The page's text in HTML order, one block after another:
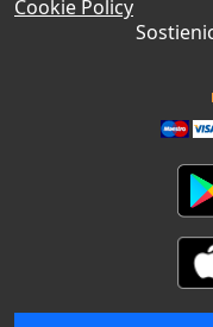
Cookie Policy